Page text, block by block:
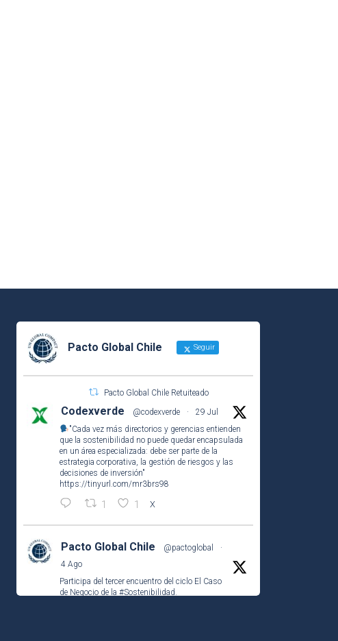
Pacto Global Chile Seguir
Pacto Global Chile Retuiteado
Codexverde @codexverde ·
29 Jul
"Cada vez más directorios y gerencias entienden
que la sostenibilidad no puede quedar encapsulada
en un área especializada: debe ser parte de la
estrategia corporativa, la gestión de riesgos y las
decisiones de inversión"
https://tinyurl.com/mr3brs98
1 1 X
Pacto Global Chile @pactoglobal
·
4 Ago
Participa del tercer encuentro del ciclo El Caso
de Negocio de la #Sostenibilidad.